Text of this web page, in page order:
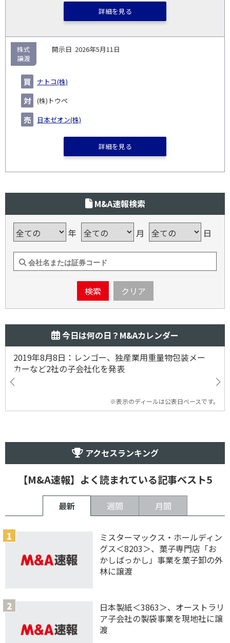
詳細を見る
2026年5月11日
ナトコ(株)
(株)トウペ
日本ゼオン(株)
株式
譲渡
詳細を見る
M&A速報検索
年 月 日
検索 クリア
今日は何の日？M&Aカレンダー
2019年8月8日：レンゴー、独産業用重量物包装メー
カーなど2社の子会社化を発表
※表示のディールは公表日ベースです。
アクセスランキング
【M&A速報】よく読まれている記事ベスト5
最新 週間 月間
ミスターマックス・ホールディン
グス＜8203＞、菓子専門店「お
かしばっかし」事業を菓子卸の外
林に譲渡
日本製紙＜3863＞、オーストラリ
ア子会社の製袋事業を現地社に譲
渡